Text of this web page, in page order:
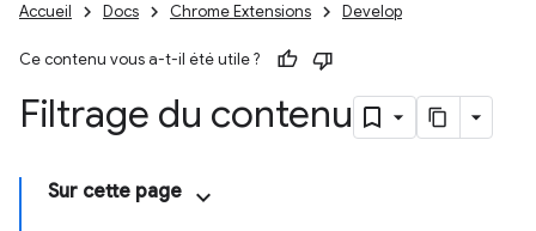
Accueil Docs Chrome Extensions Develop
Ce contenu vous a-t-il été utile ?
Filtrage du contenu
Sur cette page